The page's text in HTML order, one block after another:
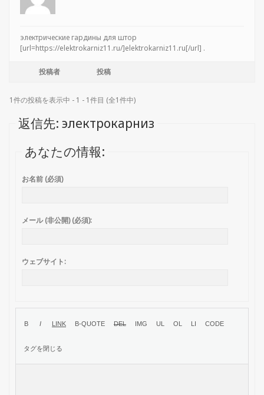
электрические гардины для штор
[url=https://elektrokarniz11.ru/]elektrokarniz11.ru[/url] .
投稿者 投稿
1件の投稿を表示中 - 1 - 1件目 (全1件中)
返信先: электрокарниз
あなたの情報:
お名前 (必須)
メール (非公開) (必須):
ウェブサイト: